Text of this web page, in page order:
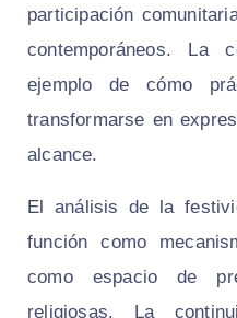
participación
contemporáneos. La
ejemplo de cómo
transformarse en
alcance.
El análisis de la
función como
como espacio de
religiosas. La